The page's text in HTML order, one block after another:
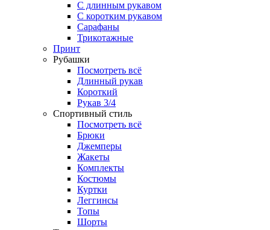
С длинным рукавом
С коротким рукавом
Сарафаны
Трикотажные
Принт
Рубашки
Посмотреть всё
Длинный рукав
Короткий
Рукав 3/4
Спортивный стиль
Посмотреть всё
Брюки
Джемперы
Жакеты
Комплекты
Костюмы
Куртки
Леггинсы
Топы
Шорты